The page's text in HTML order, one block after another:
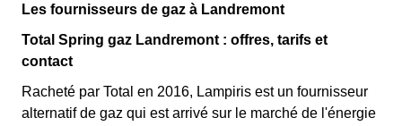
Les fournisseurs de gaz à Landremont
Total Spring gaz Landremont : offres, tarifs et
contact
Racheté par Total en 2016, Lampiris est un fournisseur
alternatif de gaz qui est arrivé sur le marché de l'énergie